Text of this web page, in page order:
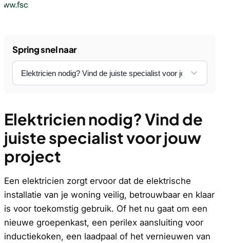
Spring snel naar
Elektricien nodig? Vind de
juiste specialist voor jouw
project
Een elektricien zorgt ervoor dat de elektrische
installatie van je woning veilig, betrouwbaar en klaar
is voor toekomstig gebruik. Of het nu gaat om een
nieuwe groepenkast, een perilex aansluiting voor
inductiekoken, een laadpaal of het vernieuwen van